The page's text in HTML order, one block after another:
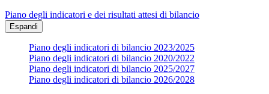
Piano degli indicatori e dei risultati attesi di bilancio
Espandi
Piano degli indicatori di bilancio 2023/2025
Piano degli indicatori di bilancio 2020/2022
Piano degli indicatori di bilancio 2025/2027
Piano degli indicatori di bilancio 2026/2028